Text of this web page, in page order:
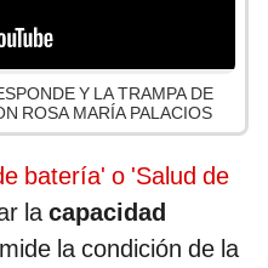
Y LA TRAMPA DE
ROSA MARÍA PALACIOS
batería' o 'Salud de
lacapacidad
la condición de la